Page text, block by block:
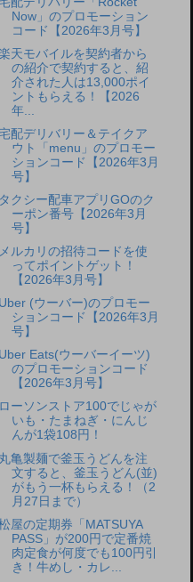
Now」のプロモーション
コード【2026年3月号】
天モバイルを契約者から
の紹介で契約すると、紹
介された人は13,000ポイ
ントもらえる！【2026
年...
配デリバリー＆テイクア
ウト「menu」のプロモー
ションコード【2026年3月
号】
タクシー配車アプリGOのク
ーポン番号【2026年3月
号】
メルカリの招待コードを使
ってポイントゲット！
【2026年3月号】
Uber (ウーバー)のプロモー
ションコード【2026年3月
号】
Uber Eats(ウーバーイーツ)
のプロモーションコード
【2026年3月号】
ローソンストア100でじゃが
いも・たまねぎ・にんじ
んが1袋108円！
丸亀製麺で釜玉うどんを注
文すると、釜玉うどん(並)
がもう一杯もらえる！（2
月27日まで）
屋の定期券「MATSUYA
PASS」が200円で定番焼
肉定食が何度でも100円引
き！牛めし・カレ...